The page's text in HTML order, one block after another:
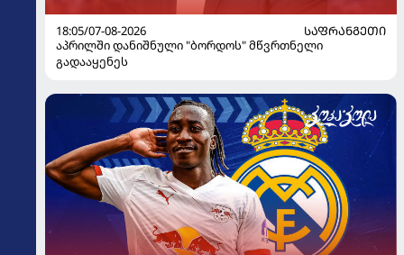
18:05/07-08-2026
ᲡᲐᲤᲠᲐᲜᲒᲔᲗᲘ
აპრილში დანიშნული "ბორდოს" მწვრთნელი
გადააყენეს